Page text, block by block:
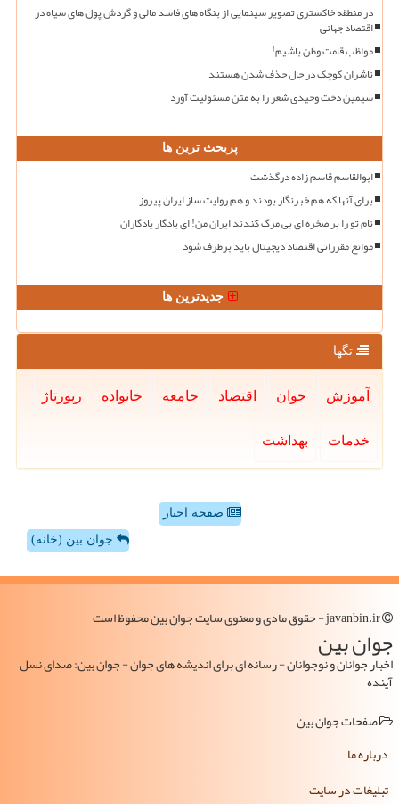
در منطقه خاکستری تصویر سینمایی از بنگاه های فاسد مالی و گردش پول های سیاه در
اقتصاد جهانی
مواظب قامت وطن باشیم!
ناشران کوچک در حال حذف شدن هستند
سیمین دخت وحیدی شعر را به متن مسئولیت آورد
پربحث ترین ها
ابوالقاسم قاسم زاده درگذشت
برای آنها که هم خبرنگار بودند و هم روایت ساز ایران پیروز
نام تو را بر صخره ای بی مرگ کندند ایران من! ای یادگار یادگاران
موانع مقرراتی اقتصاد دیجیتال باید برطرف شود
جدیدترین ها
تگها
آموزش جوان اقتصاد جامعه خانواده رپورتاژ
خدمات بهداشت
صفحه اخبار
جوان بین (خانه)
جوان بین
اخبار جوانان و نوجوانان - رسانه ای برای اندیشه های جوان - جوان بین: صدای نسل
آینده
صفحات جوان بین
درباره ما
تبلیغات در سایت